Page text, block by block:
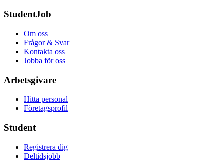
StudentJob
Om oss
Frågor & Svar
Kontakta oss
Jobba för oss
Arbetsgivare
Hitta personal
Företagsprofil
Student
Registrera dig
Deltidsjobb